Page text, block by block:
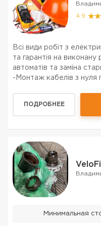
4.9
Всі види робіт з
та гарантія на
автоматів та заміна
-Монтаж кабелів з нуля
ПОДРОБНЕЕ
Минимальная